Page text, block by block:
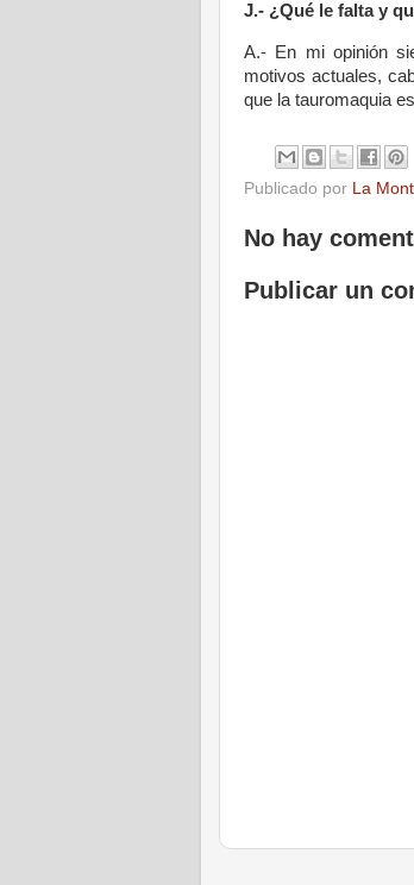
J.- ¿Qué le falta y
A.- En mi opinión
motivos actuales,
que la tauromaquia
Publicado por La
No hay
Publicar un